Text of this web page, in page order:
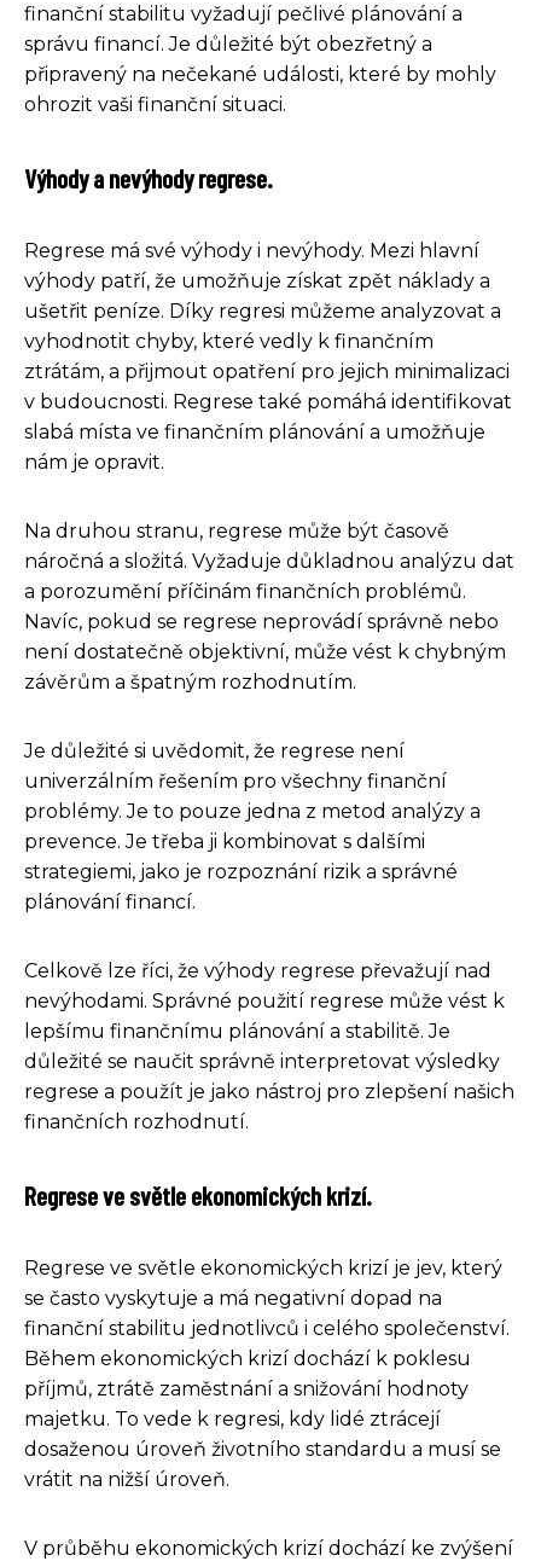
finanční stabilitu vyžadují pečlivé plánování a
správu financí. Je důležité být obezřetný a
připravený na nečekané události, které by mohly
ohrozit vaši finanční situaci.
Výhody a nevýhody regrese.
Regrese má své výhody i nevýhody. Mezi hlavní
výhody patří, že umožňuje získat zpět náklady a
ušetřit peníze. Díky regresi můžeme analyzovat a
vyhodnotit chyby, které vedly k finančním
ztrátám, a přijmout opatření pro jejich minimalizaci
v budoucnosti. Regrese také pomáhá identifikovat
slabá místa ve finančním plánování a umožňuje
nám je opravit.
Na druhou stranu, regrese může být časově
náročná a složitá. Vyžaduje důkladnou analýzu dat
a porozumění příčinám finančních problémů.
Navíc, pokud se regrese neprovádí správně nebo
není dostatečně objektivní, může vést k chybným
závěrům a špatným rozhodnutím.
Je důležité si uvědomit, že regrese není
univerzálním řešením pro všechny finanční
problémy. Je to pouze jedna z metod analýzy a
prevence. Je třeba ji kombinovat s dalšími
strategiemi, jako je rozpoznání rizik a správné
plánování financí.
Celkově lze říci, že výhody regrese převažují nad
nevýhodami. Správné použití regrese může vést k
lepšímu finančnímu plánování a stabilitě. Je
důležité se naučit správně interpretovat výsledky
regrese a použít je jako nástroj pro zlepšení našich
finančních rozhodnutí.
Regrese ve světle ekonomických krizí.
Regrese ve světle ekonomických krizí je jev, který
se často vyskytuje a má negativní dopad na
finanční stabilitu jednotlivců i celého společenství.
Během ekonomických krizí dochází k poklesu
příjmů, ztrátě zaměstnání a snižování hodnoty
majetku. To vede k regresi, kdy lidé ztrácejí
dosaženou úroveň životního standardu a musí se
vrátit na nižší úroveň.
V průběhu ekonomických krizí dochází ke zvýšení